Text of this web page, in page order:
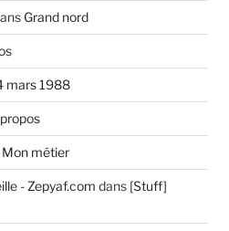
Grand nord
mars 1988
Mon métier
- Zepyaf.com dans [Stuff]